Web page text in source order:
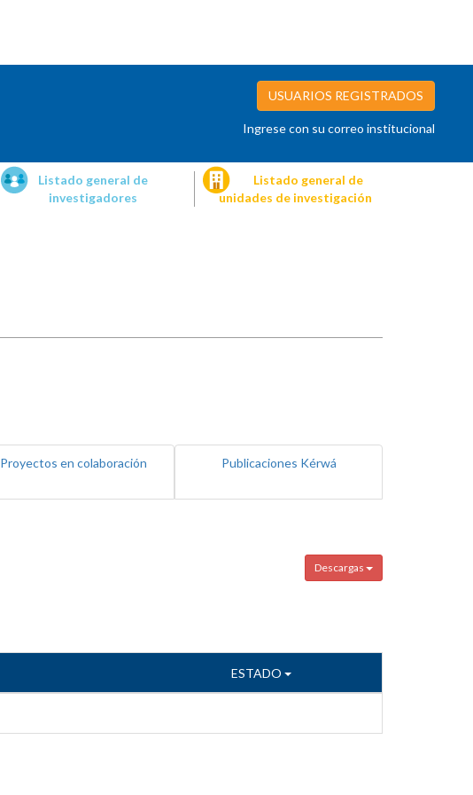
USUARIOS REGISTRADOS
Ingrese con su correo institucional
Listado general de
investigadores
Listado general de
unidades de investigación
Proyectos en colaboración Publicaciones Kérwá
Descargas
ESTADO